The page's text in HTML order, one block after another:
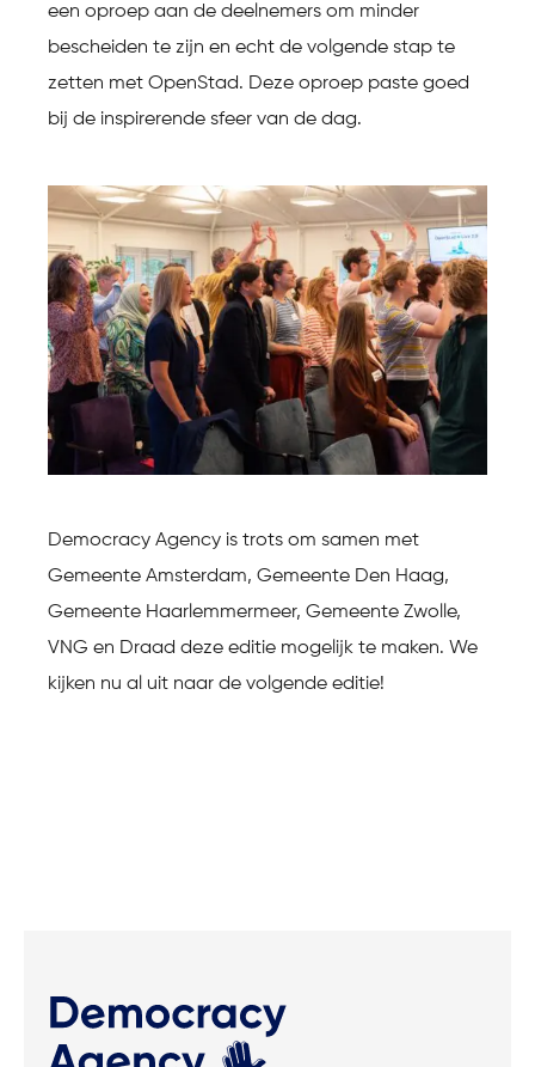
een oproep aan de deelnemers om minder
bescheiden te zijn en echt de volgende stap te
zetten met OpenStad. Deze oproep paste goed
bij de inspirerende sfeer van de dag.
Democracy Agency is trots om samen met
Gemeente Amsterdam, Gemeente Den Haag,
Gemeente Haarlemmermeer, Gemeente Zwolle,
VNG en Draad deze editie mogelijk te maken. We
kijken nu al uit naar de volgende editie!